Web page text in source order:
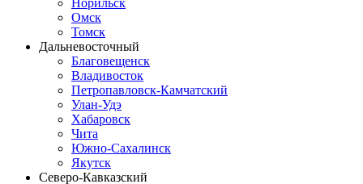
Норильск
Омск
Томск
Дальневосточный
Благовещенск
Владивосток
Петропавловск-Камчатский
Улан-Удэ
Хабаровск
Чита
Южно-Сахалинск
Якутск
Северо-Кавказский